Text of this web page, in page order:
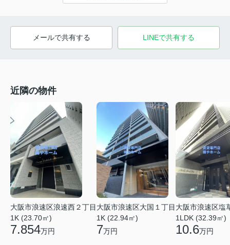
メールで共有する LINEで共有する
近隣の物件
大阪市浪速区浪速西２丁目
1K (23.70㎡)
7.854万円
大阪市浪速区大国１丁目
1K (22.94㎡)
7万円
大阪市浪速区塩
1LDK (32.39㎡)
10.6万円